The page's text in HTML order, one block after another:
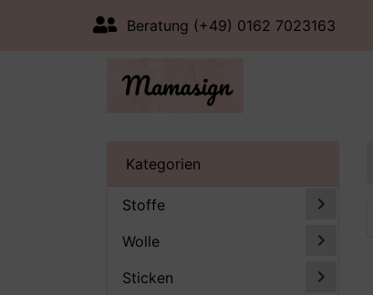
Beratung (+49) 0162 7023163
Kategorien
Stoffe
Wolle
Sticken